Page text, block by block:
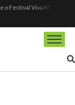
Barueri entrega Espaço Motoboy em Aldeia da Serra com estrutura, segurança e dignidade aos profissionais
Prefeitura de Barueri dá posse a novos agentes comunitários de saúde
Barueri recebe este mês projeto que transforma cinema em ferramenta de educação ambiental